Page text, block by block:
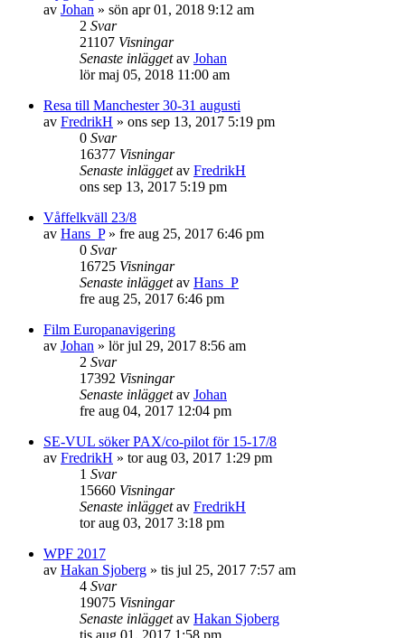
av Johan » sön apr 01, 2018 9:12 am
2 Svar
21107 Visningar
Senaste inläggetav Johan
lör maj 05, 2018 11:00 am
Resa till Manchester 30-31 augusti
av FredrikH » ons sep 13, 2017 5:19 pm
0 Svar
16377 Visningar
Senaste inläggetav FredrikH
ons sep 13, 2017 5:19 pm
Våffelkväll 23/8
av Hans_P» fre aug 25, 2017 6:46 pm
0 Svar
16725 Visningar
Senaste inläggetav Hans_P
fre aug 25, 2017 6:46 pm
Film Europanavigering
av Johan » lör jul 29, 2017 8:56 am
2 Svar
17392 Visningar
Senaste inläggetav Johan
fre aug 04, 2017 12:04 pm
SE-VUL söker PAX/co-pilot för 15-17/8
av FredrikH » tor aug 03, 2017 1:29 pm
1 Svar
15660 Visningar
Senaste inläggetav FredrikH
tor aug 03, 2017 3:18 pm
WPF 2017
av Hakan Sjoberg » tis jul 25, 2017 7:57 am
4 Svar
19075 Visningar
Senaste inläggetav Hakan Sjoberg
tis aug 01, 2017 1:58 pm